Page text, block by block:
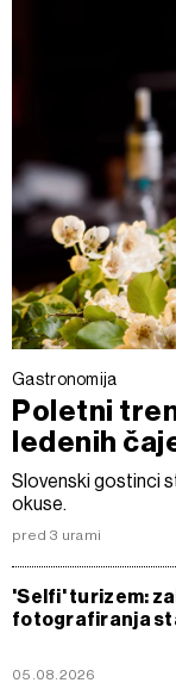
Gastronomija
Poletni
ledenih
Slovenski gostinci
okuse.
pred 3 urami
'Selfi' turizem:
fotografiranja
05.08.2026